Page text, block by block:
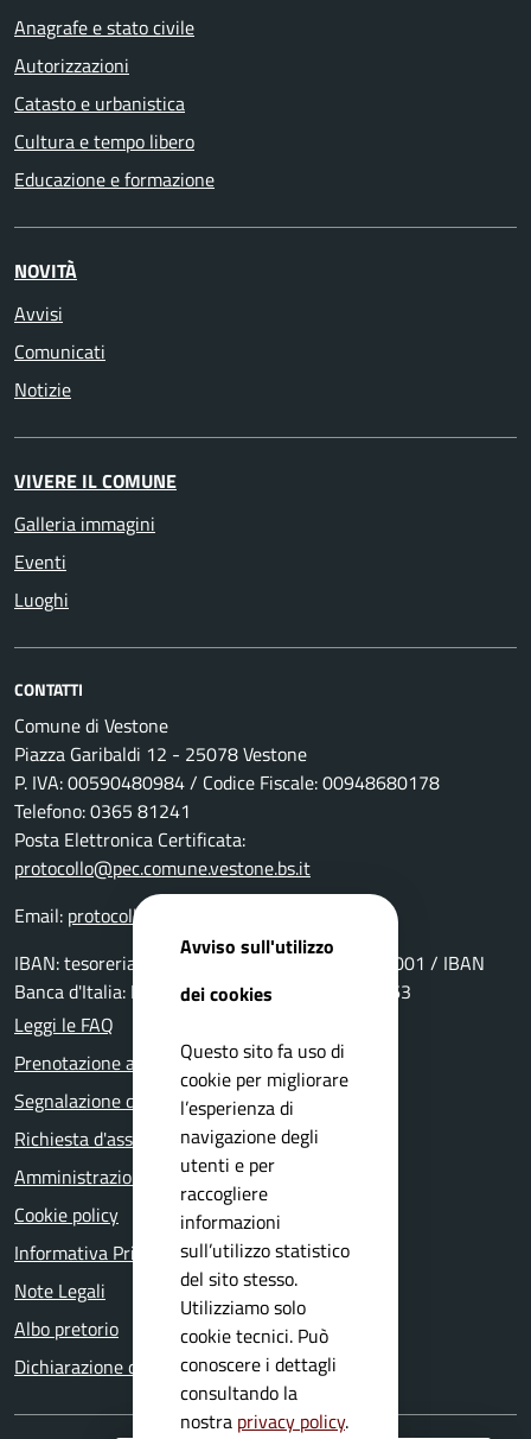
Anagrafe e stato civile
Autorizzazioni
Catasto e urbanistica
Cultura e tempo libero
Educazione e formazione
NOVITÀ
Avvisi
Comunicati
Notizie
VIVERE IL COMUNE
Galleria immagini
Eventi
Luoghi
CONTATTI
Comune di Vestone
Piazza Garibaldi 12 - 25078 Vestone
P. IVA: 00590480984 / Codice Fiscale: 00948680178
Telefono: 0365 81241
Posta Elettronica Certificata:
protocollo@pec.comune.vestone.bs.it
Email: protocollo@comune.vestone.bs.it
IBAN: tesoreria: IT69P0511655390000000029001 / IBAN
Banca d'Italia: IT15Y0100004306TU0000006963
Leggi le FAQ
Prenotazione appuntamento
Segnalazione disservizio
Richiesta d'assistenza
Amministrazione trasparente
Cookie policy
Informativa Privacy
Note Legali
Albo pretorio
Dichiarazione di accessibilità
Avviso sull'utilizzo
dei cookies
Questo sito fa uso di
cookie per migliorare
l’esperienza di
navigazione degli
utenti e per
raccogliere
informazioni
sull’utilizzo statistico
del sito stesso.
Utilizziamo solo
cookie tecnici. Può
conoscere i dettagli
consultando la
nostra privacy policy.